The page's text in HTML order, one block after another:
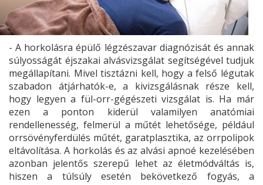
- A horkolásra épülő légzészavar diagnózisát és annak
súlyosságát éjszakai alvásvizsgálat segítségével tudjuk
megállapítani. Mivel tisztázni kell, hogy a felső légutak
szabadon átjárhatók-e, a kivizsgálásnak része kell,
hogy legyen a fül-orr-gégészeti vizsgálat is. Ha már
ezen a ponton kiderül valamilyen anatómiai
rendellenesség, felmerül a műtét lehetősége, például
orrsövényferdülés műtét, garatplasztika, az orrpolipok
eltávolítása. A horkolás és az alvási apnoé kezelésében
azonban jelentős szerepű lehet az életmódváltás is,
hiszen a túlsúly esetén bekövetkező fogyás, a